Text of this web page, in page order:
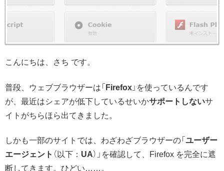
こんにちは、さち です。
普段、ウェブブラウザーは「 Firefox 」を使っているんです
が、最近はシェアが低下しているせいかサポートしないサ
イトがちらほら出てきました。
しかも一部のサイトでは、わざわざブラウザーの「 ユーザー
エージェント （以下： UA）」を確認して、Firefox を完全に遮
断してきます。ひどい……。